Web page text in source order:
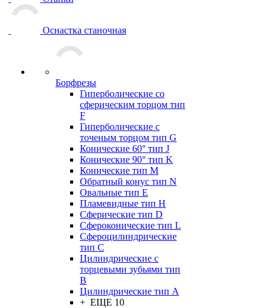
Оснастка станочная
Борфрезы
Гиперболические cо
сферическим торцом тип
F
Гиперболические с
точеным торцом тип G
Конические 60° тип J
Конические 90° тип K
Конические тип M
Обратный конус тип N
Овальные тип E
Пламевидные тип H
Сферические тип D
Сфероконические тип L
Сфероцилиндрические
тип C
Цилиндрические с
торцевыми зубьями тип
B
Цилиндрические тип А
+ ЕЩЕ 10